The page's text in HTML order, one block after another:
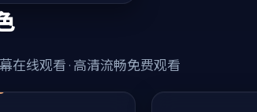
在线观看 · 高清流畅免费观看